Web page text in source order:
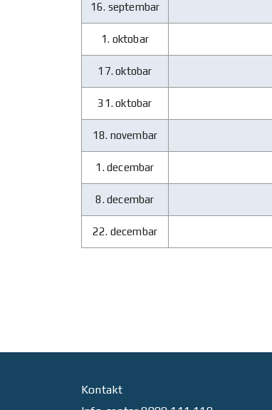
16. septembar
1. oktobar
17. oktobar
31. oktobar
18. novembar
1. decembar
8. decembar
22. decembar
Kontakt